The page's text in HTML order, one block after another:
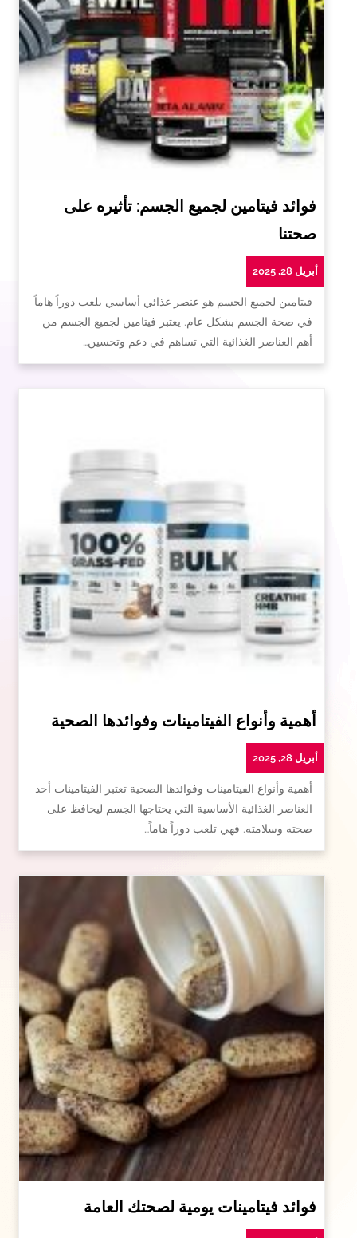
فوائد فيتامين لجميع الجسم: تأثيره على
صحتنا
أبريل 28, 2025
فيتامين لجميع الجسم هو عنصر غذائي أساسي يلعب دوراً هاماً
في صحة الجسم بشكل عام. يعتبر فيتامين لجميع الجسم من
أهم العناصر الغذائية التي تساهم في دعم وتحسين…
أهمية وأنواع الفيتامينات وفوائدها الصحية
أبريل 28, 2025
أهمية وأنواع الفيتامينات وفوائدها الصحية تعتبر الفيتامينات أحد
العناصر الغذائية الأساسية التي يحتاجها الجسم ليحافظ على
صحته وسلامته. فهي تلعب دوراً هاماً…
فوائد فيتامينات يومية لصحتك العامة